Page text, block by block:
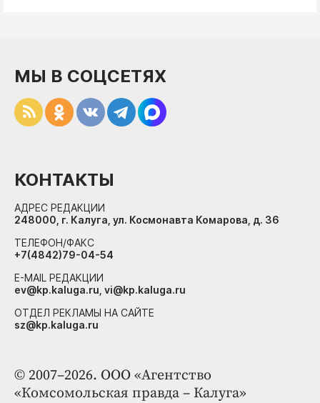
© 2007–2026. ООО «Агентство
«Комсомольская правда – Калуга»
МЫ В СОЦСЕТЯХ
КОНТАКТЫ
АДРЕС РЕДАКЦИИ
248000, г. Калуга, ул. Космонавта Комарова, д. 36
ТЕЛЕФОН/ФАКС
+7(4842)79-04-54
E-MAIL РЕДАКЦИИ
ev@kp.kaluga.ru, vi@kp.kaluga.ru
ОТДЕЛ РЕКЛАМЫ НА САЙТЕ
sz@kp.kaluga.ru